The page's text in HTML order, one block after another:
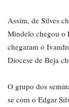
Assim, de Silves
Mindelo chegou o
chegaram o
Diocese de Beja
O grupo dos
se com o Edgar